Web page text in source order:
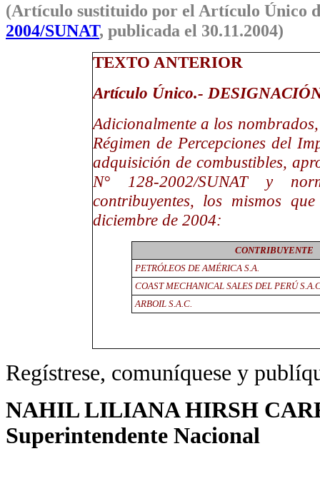
(Artículo sustituido por el Artículo Único
2004/SUNAT, publicada el 30.11.2004)
TEXTO ANTERIOR
Artículo Único.-
Adicionalmente a los
Régimen de Percepciones del
adquisición de combustibles,
N° 128-2002/SUNAT y
contribuyentes, los mismos
diciembre de 2004:
CONTRIBUYENTE
PETRÓLEOS DE AMÉRICA S.A.
COAST MECHANICAL SALES DEL PERÚ
ARBOIL S.A.C.
Regístrese, comuníquese y
NAHIL LILIANA HIRSH
Superintendente Nacional